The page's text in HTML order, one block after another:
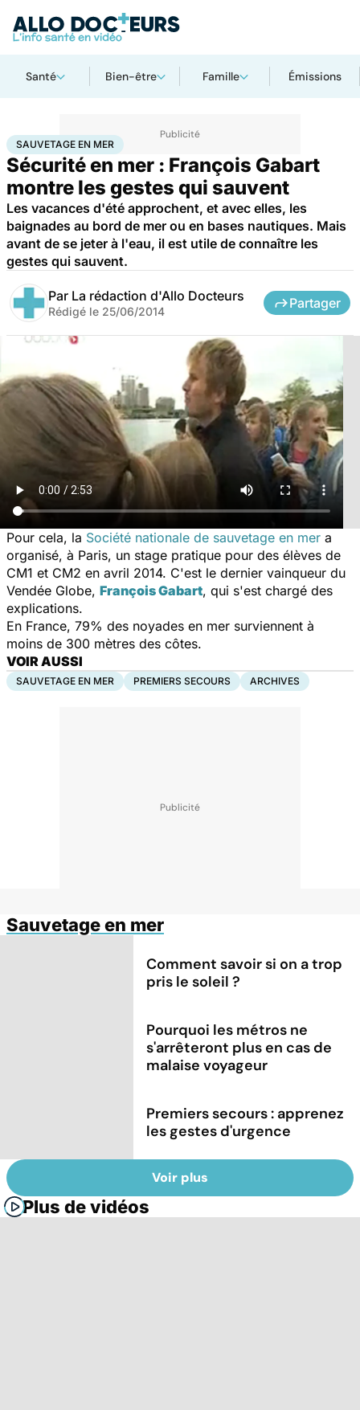
Santé Bien-être Famille Émissions
AccueilSantéSauvetage en mer
SAUVETAGE EN MER
Sécurité en mer : François Gabart
montre les gestes qui sauvent
Les vacances d'été approchent, et avec elles, les
baignades au bord de mer ou en bases nautiques. Mais
avant de se jeter à l'eau, il est utile de connaître les
gestes qui sauvent.
Par La rédaction d'Allo Docteurs
Rédigé le 25/06/2014
Partager
Pour cela, la Société nationale de sauvetage en mer a
organisé, à Paris, un stage pratique pour des élèves de
CM1 et CM2 en avril 2014. C'est le dernier vainqueur du
Vendée Globe, François Gabart, qui s'est chargé des
explications.
En France, 79% des noyades en mer surviennent à
moins de 300 mètres des côtes.
VOIR AUSSI
SAUVETAGE EN MER PREMIERS SECOURS ARCHIVES
Sauvetage en mer
Comment savoir si on a trop
pris le soleil ?
Pourquoi les métros ne
s'arrêteront plus en cas de
malaise voyageur
Premiers secours : apprenez
les gestes d'urgence
Voir plus
Plus de vidéos